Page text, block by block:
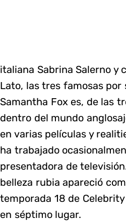
italiana Sabrina Salerno y
Lato, las tres famosas
Samantha Fox es, de las
dentro del mundo
en varias películas y
ha trabajado
presentadora de
belleza rubia apareció
temporada 18 de
en séptimo lugar.